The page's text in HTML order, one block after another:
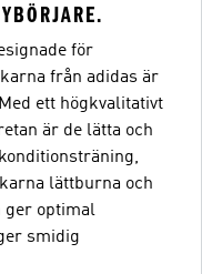
för
från adidas är
ett högkvalitativt
är de lätta och
lättburna och
ger optimal
smidig